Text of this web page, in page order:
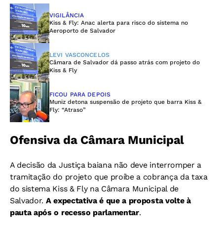
VIGILÂNCIA
Kiss & Fly: Anac alerta para risco do sistema no
Aeroporto de Salvador
LEVI VASCONCELOS
Câmara de Salvador dá passo atrás com projeto do
Kiss & Fly
FICOU PARA DEPOIS
Muniz detona suspensão de projeto que barra Kiss &
Fly: “Atraso”
Ofensiva da Câmara Municipal
A decisão da Justiça baiana não deve interromper a
tramitação do projeto que proíbe a cobrança da taxa
do sistema Kiss & Fly na Câmara Municipal de
Salvador. A expectativa é que a proposta volte à
pauta após o recesso parlamentar.